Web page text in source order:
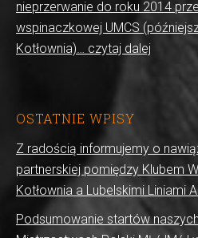
nieprzerwanie do roku 2014
wspinaczkowej UMCS
Kotłownia)… czytaj dalej
OSTATNIE WPISY
Z radością informujemy o
partnerskiej pomiędzy Klubem
Kotłownia a Lubelskimi Liniami
Podsumowanie startów